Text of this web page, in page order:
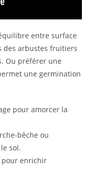
entre surface
des arbustes fruitiers
Ou préférer une
une germination
pour amorcer la
bêche ou
sol.
pour enrichir